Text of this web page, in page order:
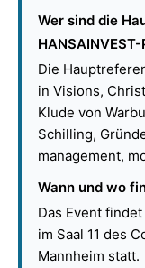
Wer sind die
Die
in Visions,
Klude von
Schilling,
management,
Wann und wo
Das Event
im Saal 11 des
Mannheim statt.